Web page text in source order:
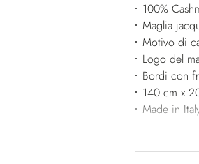
100%
Maglia
Motivo di
Logo del
Bordi con
140 cm x
Made in